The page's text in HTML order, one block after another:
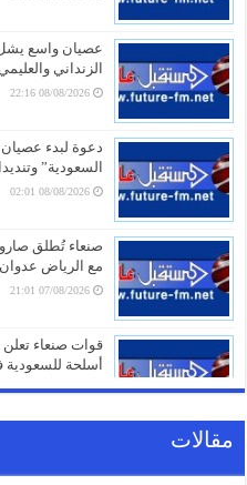
عصيان واسع
الزنداني
08/08/2026 22:16
دعوة لبدء
السعودية”
08/08/2026 02:01
صنعاء تُطلق
مع الرياض عدوان
07/08/2026 21:01
قوات صنعاء
أسلحة
صاروخية ومسيّرة
مقالات